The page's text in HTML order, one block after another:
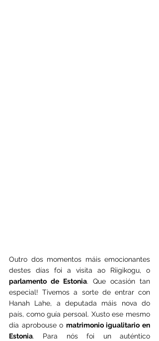
Outro dos momentos máis emocionantes
parlamento de Estonia. Que ocasión tan
especial! Tivemos a sorte de entrar con
Hanah Lahe, a deputada máis nova do
país, como guía persoal. Xusto ese mesmo
día aprobouse o matrimonio igualitario en
Estonia. Para nós foi un auténtico